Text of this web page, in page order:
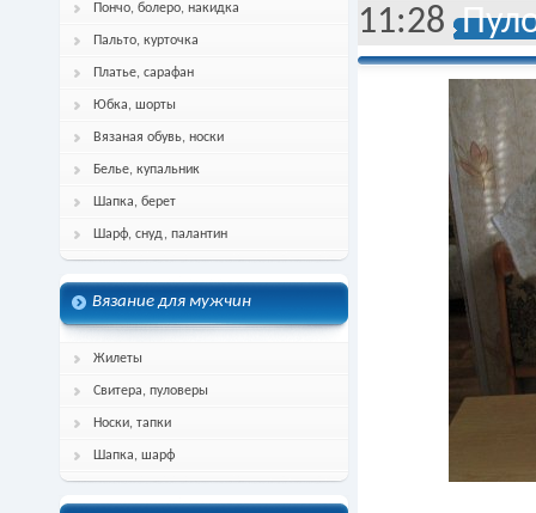
Пончо, болеро, накидка
Пальто, курточка
Платье, сарафан
Юбка, шорты
Вязаная обувь, носки
Белье, купальник
Шапка, берет
Шарф, снуд, палантин
Вязание для мужчин
Жилеты
Свитера, пуловеры
Носки, тапки
Шапка, шарф
11:28